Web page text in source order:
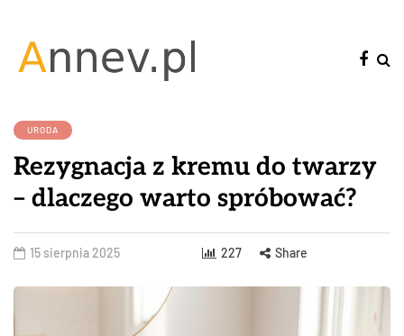
URODA
Rezygnacja z kremu do twarzy
– dlaczego warto spróbować?
15 sierpnia 2025 227 Share